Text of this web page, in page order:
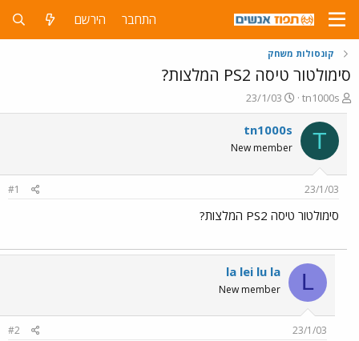
התחבר הירשם
קונסולות משחק
סימולטור טיסה PS2 המלצות?
פ
ו
ת
ח
ה
ש
א
tn1000s
פ
ו
ר
ס
ם
ר
23/1/03
T
tn1000s
New member
23/1/03
#1
סימולטור טיסה PS2 המלצות?
L
la lei lu la
New member
23/1/03
#2